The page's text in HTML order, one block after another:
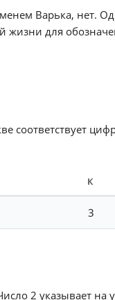
Варька, нет.
жизни для
соответствует
К
3
2 указывает на